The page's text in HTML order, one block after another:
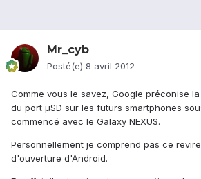
Mr_cyb
Posté(e) 8 avril 2012
Comme vous le savez, Google préconise
du port µSD sur les futurs smartphones
commencé avec le Galaxy NEXUS.
Personnellement je comprend pas ce
d'ouverture d'Android.